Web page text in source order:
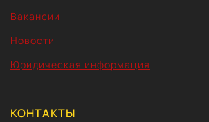
Вакансии
Новости
Юридическая информация
КОНТАКТЫ